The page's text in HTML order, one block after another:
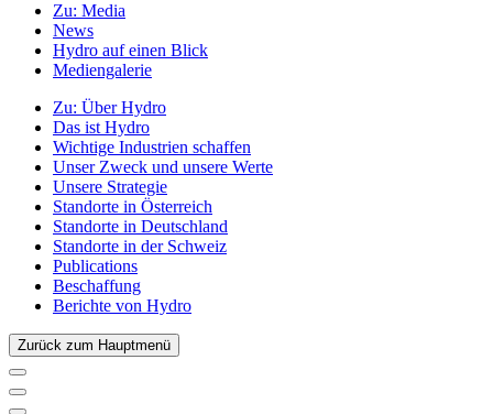
Zu: Media
News
Hydro auf einen Blick
Mediengalerie
Zu: Über Hydro
Das ist Hydro
Wichtige Industrien schaffen
Unser Zweck und unsere Werte
Unsere Strategie
Standorte in Österreich
Standorte in Deutschland
Standorte in der Schweiz
Publications
Beschaffung
Berichte von Hydro
Zurück zum Hauptmenü